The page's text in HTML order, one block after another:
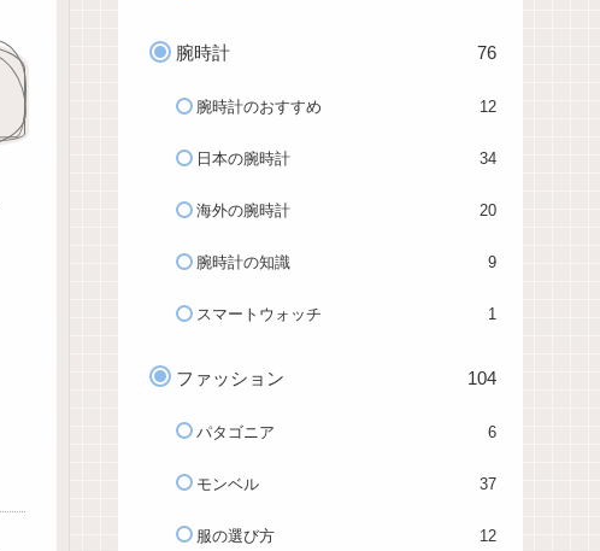
腕時計 76
腕時計のおすすめ 12
日本の腕時計 34
海外の腕時計 20
腕時計の知識 9
スマートウォッチ 1
ファッション 104
パタゴニア 6
モンベル 37
服の選び方 12